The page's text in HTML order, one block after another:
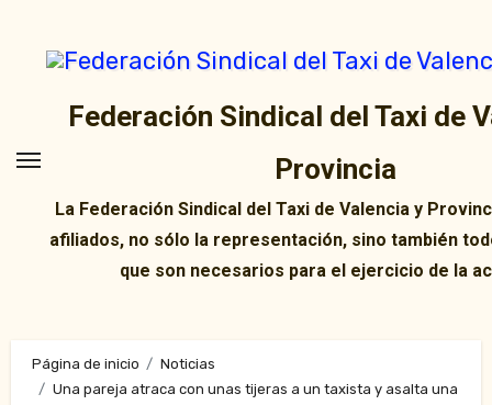
contenido
Federación Sindical del Taxi de
Provincia
La Federación Sindical del Taxi de Valencia y
afiliados, no sólo la representación, sino también
que son necesarios para el ejercicio de la
Página de inicio
Noticias
Una pareja atraca con unas tijeras a un taxista y asalta una